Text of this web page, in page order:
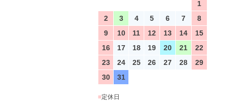
1
2
3 4 5 6 7
8
9
10 11 12 13 14
15
16
17 18 19 20 21
22
23
24 25 26 27 28
29
30
31
■定休日